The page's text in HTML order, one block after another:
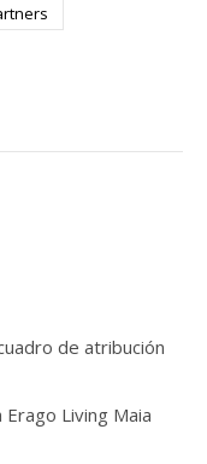
de atribución
Erago Living Maia